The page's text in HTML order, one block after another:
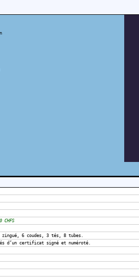
zingué, 6 coudes, 3 tés, 8 tubes.
d’un certificat signé et numéroté.